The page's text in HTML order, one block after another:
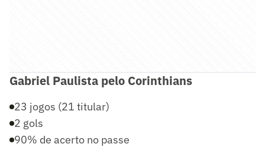
Gabriel Paulista pelo Corinthians
23 jogos (21 titular)
2 gols
90% de acerto no passe